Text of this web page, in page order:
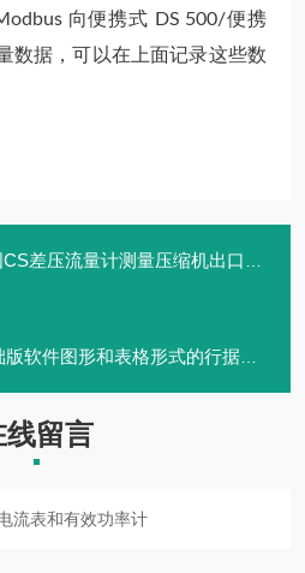
向便携式 DS 500/便携
数据，可以在上面记录这些数
差压流量计测量压缩机出口潮湿空气
软件图形和表格形式的行据分析
线留言